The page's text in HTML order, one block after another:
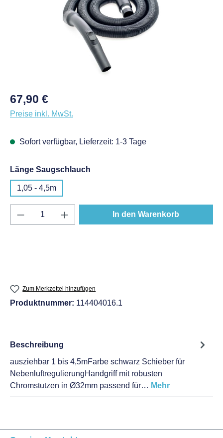
Regulärer Preis:
67,90 €
Preise inkl. MwSt.
Sofort verfügbar, Lieferzeit: 1-3 Tage
Länge Saugschlauch
1,05 - 4,5m
Produkt Anzahl: Gib den gewünschten
In den Warenkorb
Zum Merkzettel hinzufügen
Produktnummer: 114404016.1
Beschreibung
ausziehbar 1 bis 4,5mFarbe schwarz Schieber für
NebenluftregulierungHandgriff mit robusten
Chromstutzen in Ø32mm passend für… Mehr